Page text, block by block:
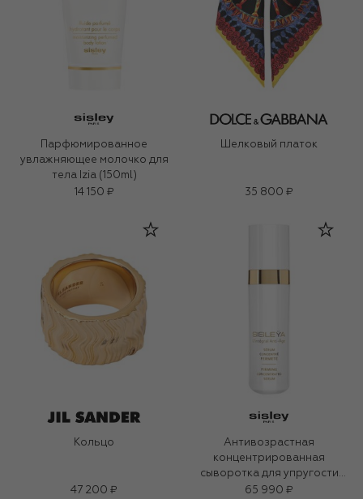
Парфюмированное
увлажняющее молочко для
тела Izia (150ml)
14 150 ₽
Шелковый платок
35 800 ₽
Кольцо
47 200 ₽
Антивозрастная
концентрированная
сыворотка для упругости
кожи (30ml)
65 990 ₽